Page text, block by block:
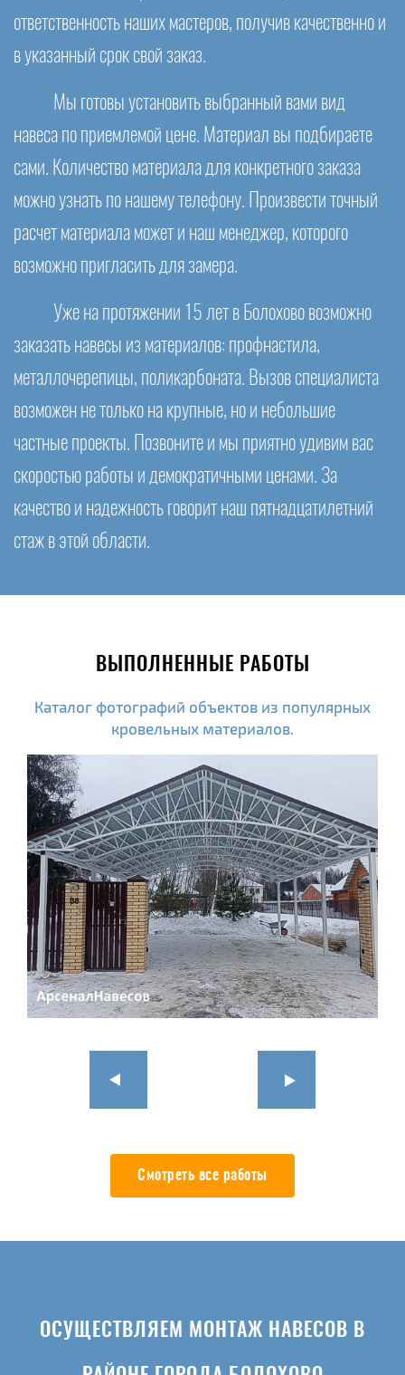
ответственность наших мастеров, получив качественно и
в указанный срок свой заказ.
Мы готовы установить выбранный вами вид
навеса по приемлемой цене. Материал вы подбираете
сами. Количество материала для конкретного заказа
можно узнать по нашему телефону. Произвести точный
расчет материала может и наш менеджер, которого
возможно пригласить для замера.
Уже на протяжении 15 лет в Болохово возможно
заказать навесы из материалов: профнастила,
металлочерепицы, поликарбоната. Вызов специалиста
возможен не только на крупные, но и небольшие
частные проекты. Позвоните и мы приятно удивим вас
скоростью работы и демократичными ценами. За
качество и надежность говорит наш пятнадцатилетний
стаж в этой области.
ВЫПОЛНЕННЫЕ РАБОТЫ
Каталог фотографий объектов из популярных
кровельных материалов.
Смотреть все работы
ОСУЩЕСТВЛЯЕМ МОНТАЖ НАВЕСОВ В